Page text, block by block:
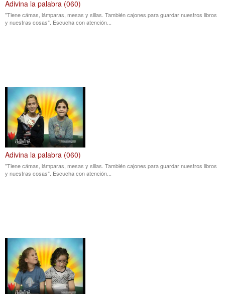
Adivina la palabra (060)
"Tiene cámas, lámparas, mesas y sillas. También cajones para guardar nuestros libros
y nuestras cosas". Escucha con atención...
Adivina la palabra (060)
"Tiene cámas, lámparas, mesas y sillas. También cajones para guardar nuestros libros
y nuestras cosas". Escucha con atención...